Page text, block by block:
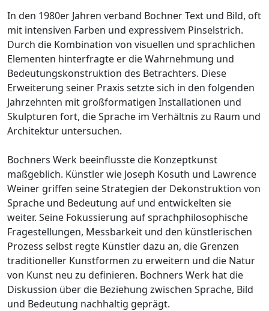
In den 1980er Jahren verband Bochner Text und Bild, oft
mit intensiven Farben und expressivem Pinselstrich.
Durch die Kombination von visuellen und sprachlichen
Elementen hinterfragte er die Wahrnehmung und
Bedeutungskonstruktion des Betrachters. Diese
Erweiterung seiner Praxis setzte sich in den folgenden
Jahrzehnten mit großformatigen Installationen und
Skulpturen fort, die Sprache im Verhältnis zu Raum und
Architektur untersuchen.
Bochners Werk beeinflusste die Konzeptkunst
maßgeblich. Künstler wie Joseph Kosuth und Lawrence
Weiner griffen seine Strategien der Dekonstruktion von
Sprache und Bedeutung auf und entwickelten sie
weiter. Seine Fokussierung auf sprachphilosophische
Fragestellungen, Messbarkeit und den künstlerischen
Prozess selbst regte Künstler dazu an, die Grenzen
traditioneller Kunstformen zu erweitern und die Natur
von Kunst neu zu definieren. Bochners Werk hat die
Diskussion über die Beziehung zwischen Sprache, Bild
und Bedeutung nachhaltig geprägt.